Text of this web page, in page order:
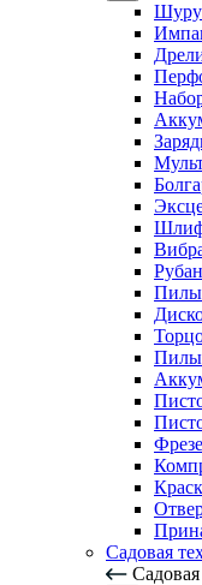
Пилы
Пилы
Садовая